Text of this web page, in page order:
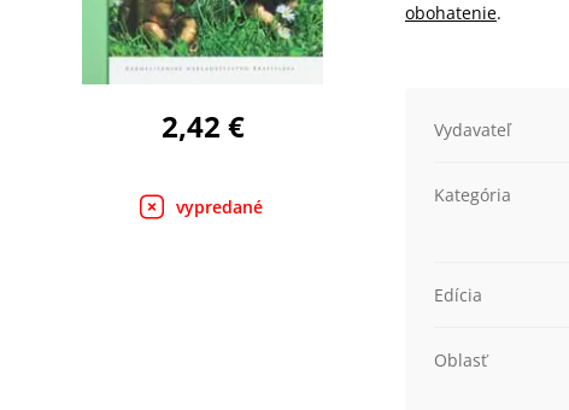
2,42 €
vypredané
obohatenie.
Vydavateľ
Kategória
Edícia
Oblasť